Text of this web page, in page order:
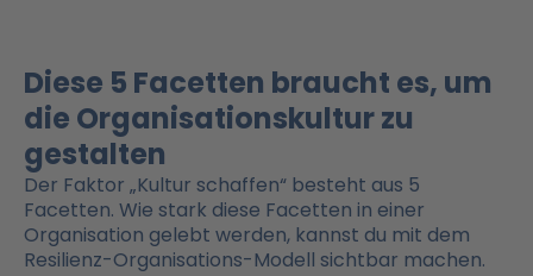
Diese 5 Facetten braucht es, um
die Organisationskultur zu
gestalten
Der Faktor „Kultur schaffen“ besteht aus 5
Facetten. Wie stark diese Facetten in einer
Organisation gelebt werden, kannst du mit dem
Resilienz-Organisations-Modell sichtbar machen.